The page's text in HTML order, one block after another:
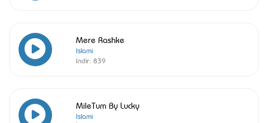
Mere Rashke
Islami
İndir: 839
MileTum By Lucky
Islami